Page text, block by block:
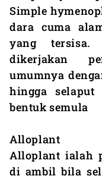
Simple
dara cuma
yang
dikerjakan
umumnya
hingga
bentuk semula
Alloplant
Alloplant ialah
di ambil bila